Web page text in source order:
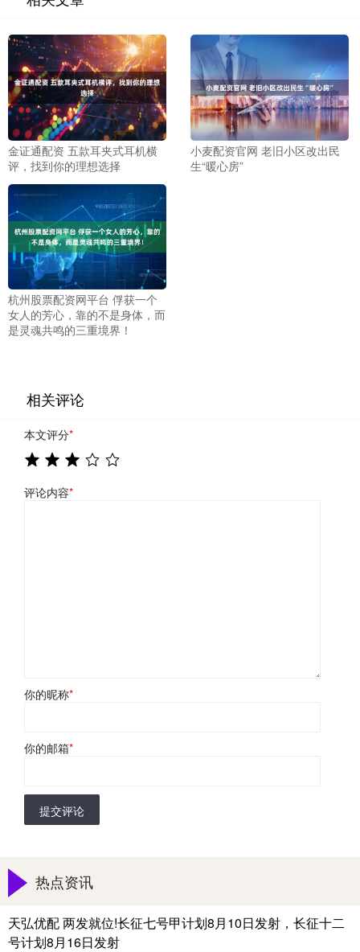
金证通配资 五款耳夹式耳机横
评，找到你的理想选择
小麦配资官网 老旧小区改出民
生“暖心房”
杭州股票配资网平台 俘获一个
女人的芳心，靠的不是身体，而
是灵魂共鸣的三重境界！
相关评论
本文评分*
评论内容*
你的昵称*
你的邮箱*
提交评论
热点资讯
天弘优配 两发就位!长征七号甲计划8月10日发射，长征十二
号计划8月16日发射